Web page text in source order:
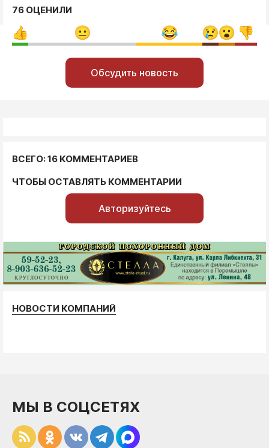
76 ОЦЕНИЛИ
Обсудить новость
ВСЕГО: 16 КОММЕНТАРИЕВ
ЧТОБЫ ОСТАВЛЯТЬ КОММЕНТАРИИ
Авторизуйтесь
НОВОСТИ КОМПАНИЙ
МЫ В СОЦСЕТЯХ